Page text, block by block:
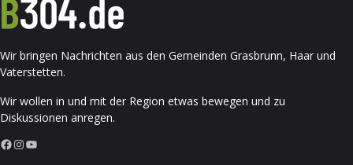
Wir bringen Nachrichten aus den Gemeinden Grasbrunn, Haar und
Vaterstetten.
Wir wollen in und mit der Region etwas bewegen und zu
Diskussionen anregen.
Facebook InstagramYouTube